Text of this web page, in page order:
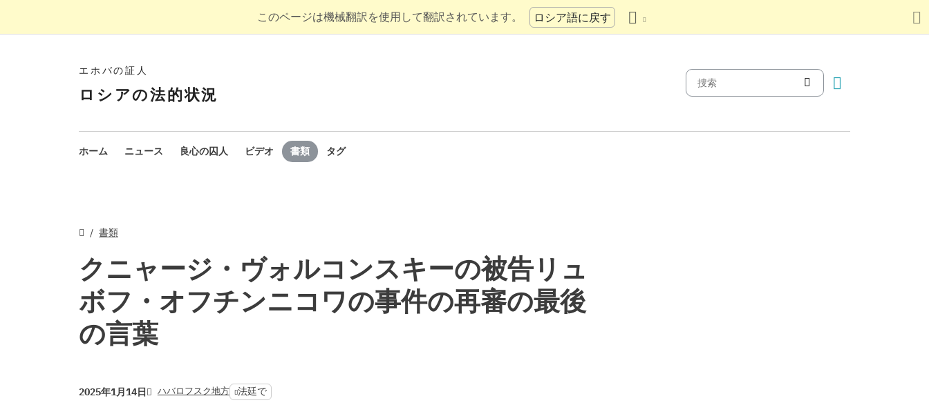
このページは機械翻訳を使用して翻訳されています。 ロシア語に戻す
エホバの証人
ロシアの法的状況
ホーム ニュース 良心の囚人 ビデオ 書類 タグ
書類
クニャージ・ヴォルコンスキーの被告リュ
ボフ・オフチンニコワの事件の再審の最後
の言葉
2025年1月14日 ハバロフスク地方 法廷で